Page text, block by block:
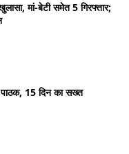
मां-बेटी समेत 5 गिरफ्तार;
15 दिन का सख्त